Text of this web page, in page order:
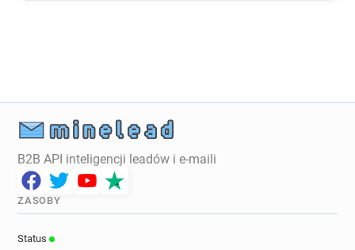
B2B API inteligencji leadów i e-maili
ZASOBY
Status